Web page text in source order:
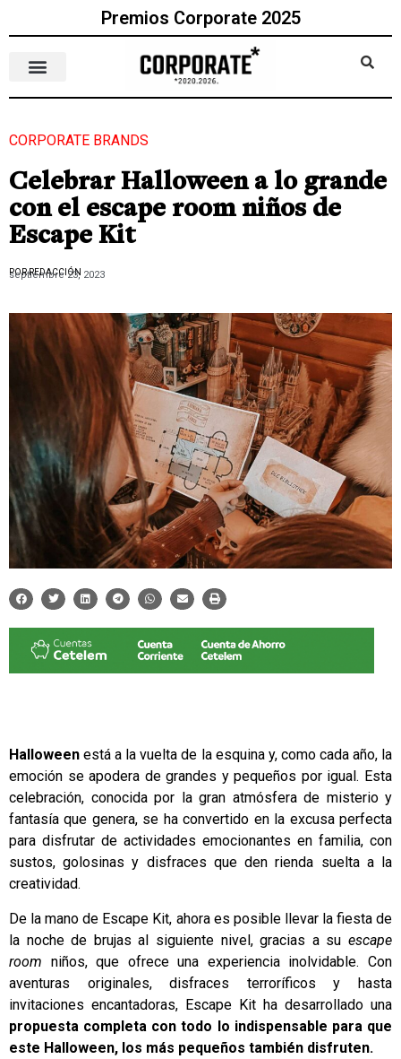
Premios Corporate 2025
CORPORATE BRANDS
Celebrar Halloween a lo grande
con el escape room niños de
Escape Kit
POR REDACCIÓN
septiembre 23, 2023
Halloween está a la vuelta de la esquina y, como cada año, la
emoción se apodera de grandes y pequeños por igual. Esta
celebración, conocida por la gran atmósfera de misterio y
fantasía que genera, se ha convertido en la excusa perfecta
para disfrutar de actividades emocionantes en familia, con
sustos, golosinas y disfraces que den rienda suelta a la
creatividad.
De la mano de Escape Kit, ahora es posible llevar la fiesta de
la noche de brujas al siguiente nivel, gracias a su escape
room niños, que ofrece una experiencia inolvidable. Con
aventuras originales, disfraces terroríficos y hasta
invitaciones encantadoras, Escape Kit ha desarrollado una
propuesta completa con todo lo indispensable para que
este Halloween, los más pequeños también disfruten.